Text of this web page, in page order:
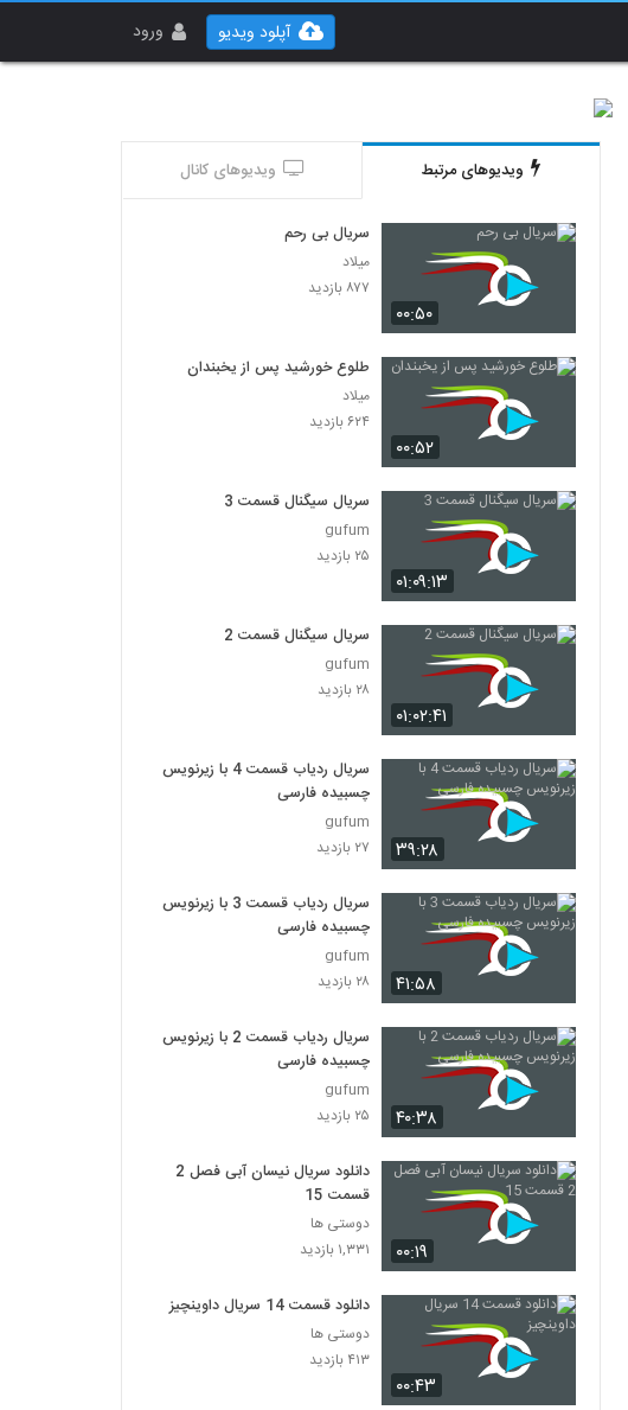
ورود آپلود ویدیو
ویدیوهای مرتبط ویدیوهای کانال
۰۰:۵۰
سریال بی رحم
میلاد
۸۷۷ بازدید
۰۰:۵۲
طلوع خورشید پس از یخبندان
میلاد
۶۲۴ بازدید
۰۱:۰۹:۱۳
سریال سیگنال قسمت 3
gufum
۲۵ بازدید
۰۱:۰۲:۴۱
سریال سیگنال قسمت 2
gufum
۲۸ بازدید
۳۹:۲۸
سریال ردیاب قسمت 4 با زیرنویس
چسبیده فارسی
gufum
۲۷ بازدید
۴۱:۵۸
سریال ردیاب قسمت 3 با زیرنویس
چسبیده فارسی
gufum
۲۸ بازدید
۴۰:۳۸
سریال ردیاب قسمت 2 با زیرنویس
چسبیده فارسی
gufum
۲۵ بازدید
۰۰:۱۹
دانلود سریال نیسان آبی فصل 2
قسمت 15
دوستی ها
۱,۳۳۱ بازدید
۰۰:۴۳
دانلود قسمت 14 سریال داوینچیز
دوستی ها
۴۱۳ بازدید